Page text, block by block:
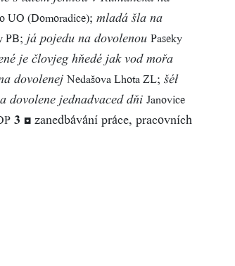
UO (Domoradice); mladá šla na
PB; já pojedu na dovolenou Paseky
je človjeg hňedé jak vod mořa
dovolenej Nedašova Lhota ZL; šéł
dovolene jednadvaced dňi Janovice
3 ◘ zanedbávání práce, pracovních